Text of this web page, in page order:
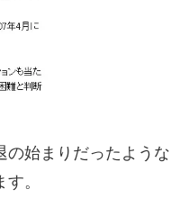
の始まりだったような
。